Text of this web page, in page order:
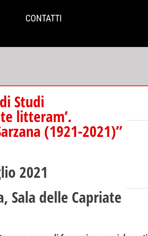
CONTATTI
Studi
litteram’.
(1921-2021)”
2021
Sala delle Capriate